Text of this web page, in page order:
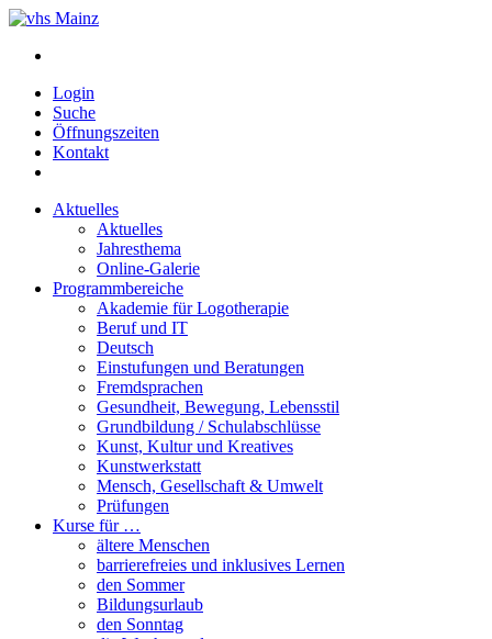
Login
Suche
Öffnungszeiten
Kontakt
Aktuelles
Aktuelles
Jahresthema
Online-Galerie
Programmbereiche
Akademie für Logotherapie
Beruf und IT
Deutsch
Einstufungen und Beratungen
Fremdsprachen
Gesundheit, Bewegung, Lebensstil
Grundbildung / Schulabschlüsse
Kunst, Kultur und Kreatives
Kunstwerkstatt
Mensch, Gesellschaft & Umwelt
Prüfungen
Kurse für …
ältere Menschen
barrierefreies und inklusives Lernen
den Sommer
Bildungsurlaub
den Sonntag